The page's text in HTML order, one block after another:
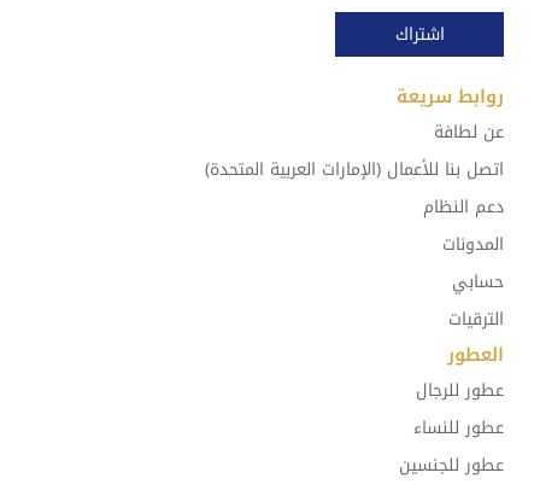
اشتراك
روابط سريعة
عن لطافة
اتصل بنا للأعمال (الإمارات العربية المتحدة)
دعم النظام
المدونات
حسابي
الترقيات
العطور
عطور للرجال
عطور للنساء
عطور للجنسين